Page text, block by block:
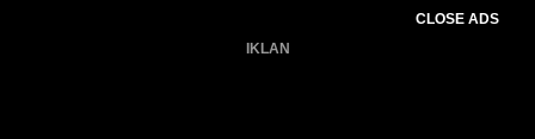
CLOSE ADS
IKLAN